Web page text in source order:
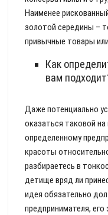
Наименее
золотой середины –
привычные товары
Как
вам
Даже потенциально
оказаться таковой
определенному
красоты
разбираетесь в
детище вряд ли
идея обязательно
предпринимателя, его